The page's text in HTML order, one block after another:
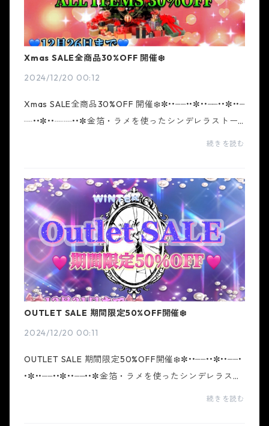
Xmas SALE全商品30%OFF 開催❄️
2024/12/20 00:12
Xmas SALE全商品30%OFF 開催❄️✼••┈┈••✼••┈┈••✼••┈
┈••✼••┈┈••✼金箔・ラメを使ったシンデレラストー
リーをモチーフにデザインを作り込んだギャルブラン
続きを読む
OUTLET SALE 期間限定50%OFF開催❄️
2024/12/20 00:11
OUTLET SALE 期間限定50%OFF開催❄️✼••┈┈••✼••┈┈•
•✼••┈┈••✼••┈┈••✼金箔・ラメを使ったシンデレラスト
ーリーをモチーフにデザインを作り込んだギャルブラ
続きを読む